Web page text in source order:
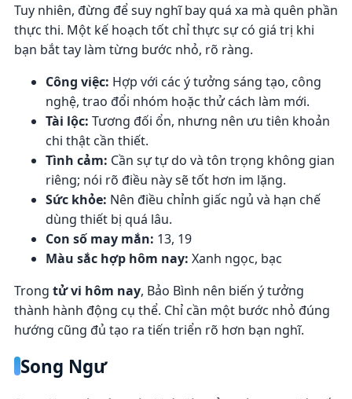
Tuy nhiên, đừng để suy nghĩ bay quá xa mà quên phần
thực thi. Một kế hoạch tốt chỉ thực sự có giá trị khi
bạn bắt tay làm từng bước nhỏ, rõ ràng.
Công việc: Hợp với các ý tưởng sáng tạo, công
nghệ, trao đổi nhóm hoặc thử cách làm mới.
Tài lộc: Tương đối ổn, nhưng nên ưu tiên khoản
chi thật cần thiết.
Tình cảm: Cần sự tự do và tôn trọng không gian
riêng; nói rõ điều này sẽ tốt hơn im lặng.
Sức khỏe: Nên điều chỉnh giấc ngủ và hạn chế
dùng thiết bị quá lâu.
Con số may mắn: 13, 19
Màu sắc hợp hôm nay: Xanh ngọc, bạc
Trong tử vi hôm nay, Bảo Bình nên biến ý tưởng
thành hành động cụ thể. Chỉ cần một bước nhỏ đúng
hướng cũng đủ tạo ra tiến triển rõ hơn bạn nghĩ.
Song Ngư